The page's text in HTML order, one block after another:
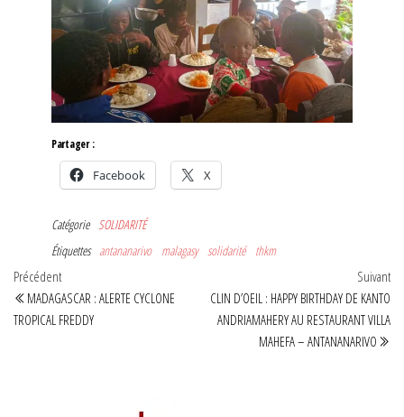
Partager :
Facebook X
Catégorie
SOLIDARITÉ
Étiquettes antananarivo malagasy solidarité thkm
Navigation
de
Article
précédent
Précédent
MADAGASCAR : ALERTE CYCLONE
TROPICAL FREDDY
Suivant
CLIN D’OEIL : HAPPY BIRTHDAY DE KANTO
ANDRIAMAHERY AU RESTAURANT VILLA
MAHEFA – ANTANANARIVO